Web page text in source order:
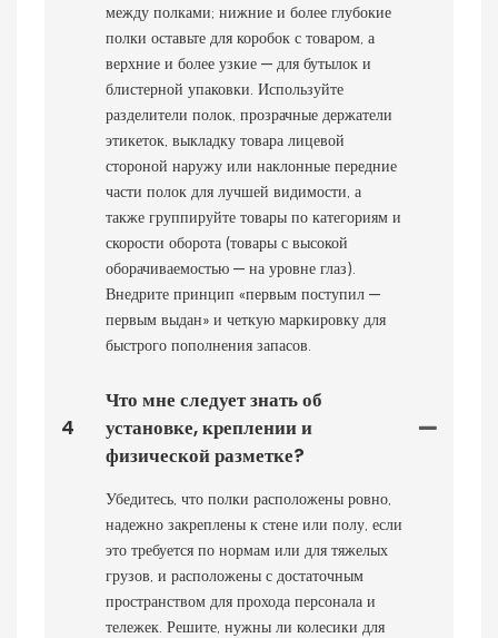
между полками; нижние и более глубокие
полки оставьте для коробок с товаром, а
верхние и более узкие — для бутылок и
блистерной упаковки. Используйте
разделители полок, прозрачные держатели
этикеток, выкладку товара лицевой
стороной наружу или наклонные передние
части полок для лучшей видимости, а
также группируйте товары по категориям и
скорости оборота (товары с высокой
оборачиваемостью — на уровне глаз).
Внедрите принцип «первым поступил —
первым выдан» и четкую маркировку для
быстрого пополнения запасов.
4
Что мне следует знать об
установке, креплении и
физической разметке?
Убедитесь, что полки расположены ровно,
надежно закреплены к стене или полу, если
это требуется по нормам или для тяжелых
грузов, и расположены с достаточным
пространством для прохода персонала и
тележек. Решите, нужны ли колесики для